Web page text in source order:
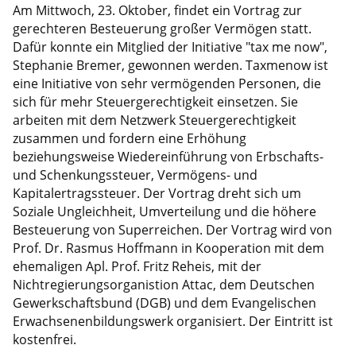
Am Mittwoch, 23. Oktober, findet ein Vortrag zur
gerechteren Besteuerung großer Vermögen statt.
Dafür konnte ein Mitglied der Initiative "tax me now",
Stephanie Bremer, gewonnen werden. Taxmenow ist
eine Initiative von sehr vermögenden Personen, die
sich für mehr Steuergerechtigkeit einsetzen. Sie
arbeiten mit dem Netzwerk Steuergerechtigkeit
zusammen und fordern eine Erhöhung
beziehungsweise Wiedereinführung von Erbschafts-
und Schenkungssteuer, Vermögens- und
Kapitalertragssteuer. Der Vortrag dreht sich um
Soziale Ungleichheit, Umverteilung und die höhere
Besteuerung von Superreichen. Der Vortrag wird von
Prof. Dr. Rasmus Hoffmann in Kooperation mit dem
ehemaligen Apl. Prof. Fritz Reheis, mit der
Nichtregierungsorganistion Attac, dem Deutschen
Gewerkschaftsbund (DGB) und dem Evangelischen
Erwachsenenbildungswerk organisiert. Der Eintritt ist
kostenfrei.